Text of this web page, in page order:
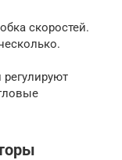
скоростей.